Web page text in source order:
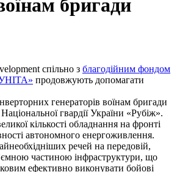
бригади
спільно з благодійним фондом
продовжують допомагати
генераторів воїнам бригади
гвардії України «Рубіж».
кількості обладнання на фронті
автономного енергоживлення.
речей на передовій,
частиною інфраструктури, що
ефективно виконувати бойові